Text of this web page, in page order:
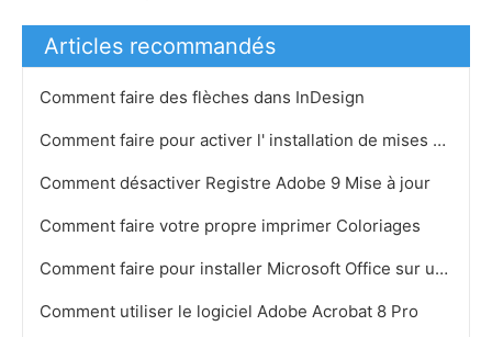
Articles recommandés
Comment faire des flèches dans InDesign
Comment faire pour activer l' installation de mises à jour Office
Comment désactiver Registre Adobe 9 Mise à jour
Comment faire votre propre imprimer Coloriages
Comment faire pour installer Microsoft Office sur un réseau
Comment utiliser le logiciel Adobe Acrobat 8 ​​Pro